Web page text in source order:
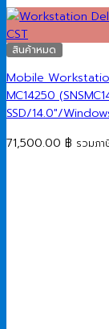
สินค้าหมด
Mobile
MC14250
SSD/14.0″/
71,500.00 ฿ รวมภา